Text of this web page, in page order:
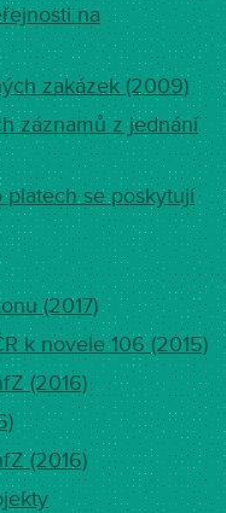
na
zakázek (2009)
záznamů z jednání
platech se poskytují
(2017)
k novele 106 (2015)
(2016)
(2016)